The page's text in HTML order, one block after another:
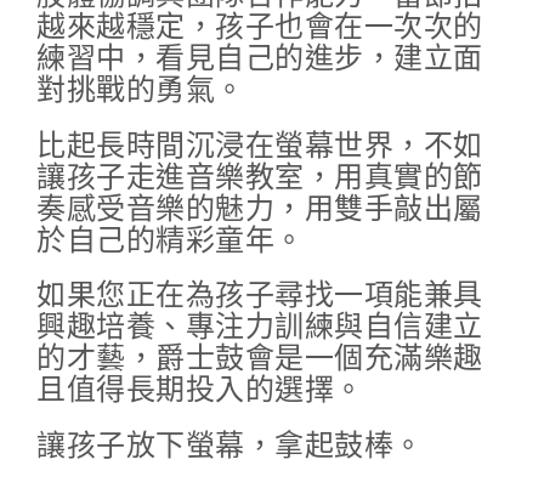
越來越穩定，孩子也會在一次次的
練習中，看見自己的進步，建立面
對挑戰的勇氣。
比起長時間沉浸在螢幕世界，不如
讓孩子走進音樂教室，用真實的節
奏感受音樂的魅力，用雙手敲出屬
於自己的精彩童年。
如果您正在為孩子尋找一項能兼具
興趣培養、專注力訓練與自信建立
的才藝，爵士鼓會是一個充滿樂趣
且值得長期投入的選擇。
讓孩子放下螢幕，拿起鼓棒。